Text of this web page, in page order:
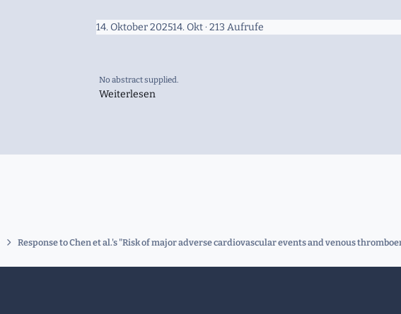
14. Oktober 202514. Okt· 213 Aufrufe
No abstract supplied.
Weiterlesen
Response to Chen et al.'s "Risk of major adverse cardiovascular events and venous